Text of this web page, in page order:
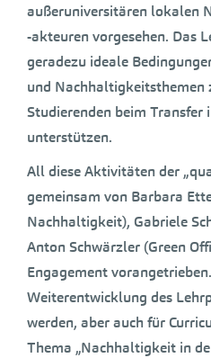
außeruniversitären lokalen
-akteuren vorgesehen. Das
geradezu ideale
und Nachhaltigkeitsthemen
Studierenden beim Transfer
unterstützen.
All diese Aktivitäten der
gemeinsam von Barbara
Nachhaltigkeit), Gabriele
Anton Schwärzler (Green
Engagement
Weiterentwicklung des
werden, aber auch für
Thema „Nachhaltigkeit in